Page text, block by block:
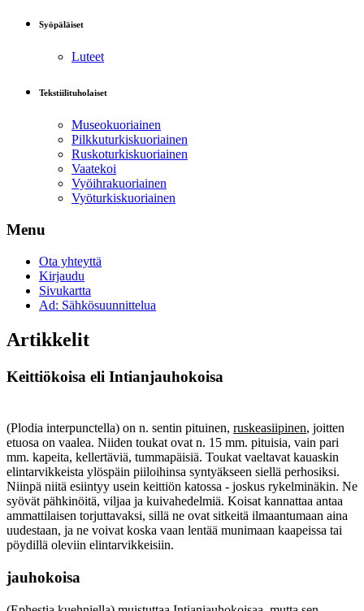
Syöpäläiset
Luteet
Tekstiilituholaiset
Museokuoriainen
Pilkkuturkiskuoriainen
Ruskoturkiskuoriainen
Vaatekoi
Vyöihrakuoriainen
Vyöturkiskuoriainen
Menu
Ota yhteyttä
Kirjaudu
Sivukartta
Ad: Sähkösuunnittelua
Artikkelit
Keittiökoisa eli Intianjauhokoisa
(Plodia interpunctella) on n. sentin pituinen, ruskeasiipinen, joitten
etuosa on vaalea. Niiden toukat ovat n. 15 mm. pituisia, vain pari
mm. kapeita, kellertäviä, tummapäisiä. Toukat vaeltavat kauaskin
elintarvikkeista ylöspäin piiloihinsa syntyäkseen siellä perhosiksi.
Niinpä niitä esiintyy usein keittiön katossa - joskus rykelminäkin. Ne
syövät pähkinöitä, viljaa ja kuivahedelmiä. Koisat kannattaa antaa
ammattilaisen torjuttavaksi, sillä ne ovat sitkeitä ilmaantumaan aina
uudestaan, ja ne voivat koska vaan lentää munimaan kaapeissa tai
pöydillä oleviin elintarvikkeisiin.
jauhokoisa